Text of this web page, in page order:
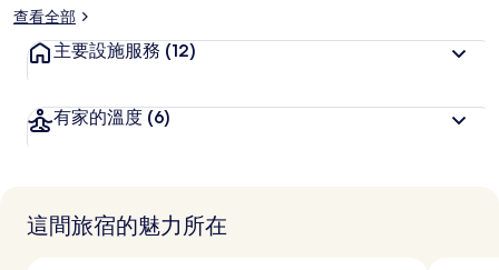
查看全部
主要設施服務 (12)
有家的溫度 (6)
這間旅宿的魅力所在